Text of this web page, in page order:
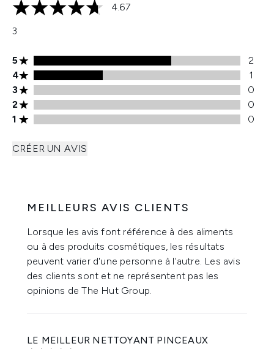
4.67 étoiles sur un maximum de 5
4.67
3
Note de 5 étoiles 2 avis
5
2
Note de 4 étoiles 1 avis
4
1
Note de 3 étoiles 0 avis
3
0
Note de 2 étoiles 0 avis
2
0
Note de 1 étoiles 0 avis
1 0
CRÉER UN AVIS
MEILLEURS AVIS CLIENTS
Lorsque les avis font référence à des aliments
ou à des produits cosmétiques, les résultats
peuvent varier d'une personne à l'autre. Les avis
des clients sont et ne représentent pas les
opinions de The Hut Group.
LE MEILLEUR NETTOYANT PINCEAUX